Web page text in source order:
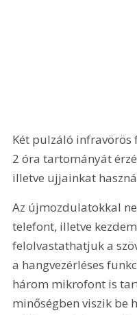
Két pulzáló infravörös
2 óra tartományát
illetve ujjainkat
Az újmozdulatokkal
telefont, illetve
felolvastathatjuk a
a hangvezérléses
három mikrofont is
minőségben viszik be